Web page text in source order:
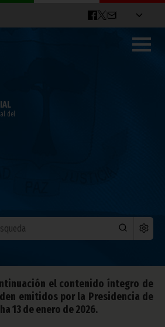
del
emitidos por la
República con fecha 13
el contenido íntegro de
emitidos por la Presidencia de
13 de enero de 2026.